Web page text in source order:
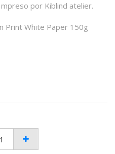
por Kiblind atelier.
Print White Paper 150g